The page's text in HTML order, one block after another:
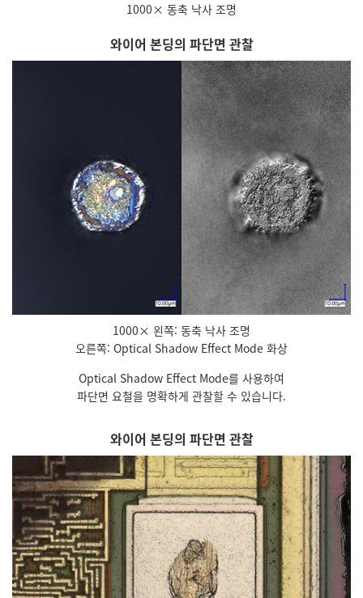
1000× 동축 낙사 조명
와이어 본딩의 파단면 관찰
1000× 왼쪽: 동축 낙사 조명
오른쪽: Optical Shadow Effect Mode 화상
Optical Shadow Effect Mode를 사용하여
파단면 요철을 명확하게 관찰할 수 있습니다.
와이어 본딩의 파단면 관찰